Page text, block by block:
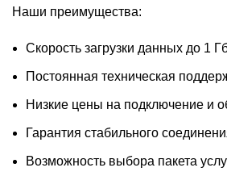
Наши преимущества:
Скорость загрузки данных до 1
Постоянная техническая
Низкие цены на подключение и
Гарантия стабильного
Возможность выбора пакета